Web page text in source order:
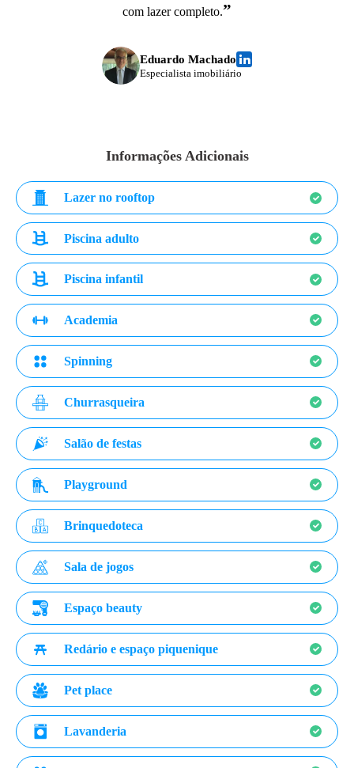
com lazer completo.”
Eduardo Machado
Especialista imobiliário
Informações Adicionais
Lazer no rooftop
Piscina adulto
Piscina infantil
Academia
Spinning
Churrasqueira
Salão de festas
Playground
Brinquedoteca
Sala de jogos
Espaço beauty
Redário e espaço piquenique
Pet place
Lavanderia